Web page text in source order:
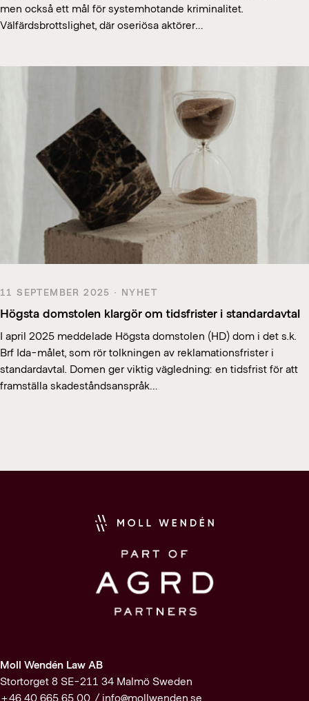
men också ett mål för systemhotande kriminalitet.
Välfärdsbrottslighet, där oseriösa aktörer…
11 SEPTEMBER 2025 · NYHET
Högsta domstolen klargör om tidsfrister i standardavtal
I april 2025 meddelade Högsta domstolen (HD) dom i det s.k.
Brf Ida-målet, som rör tolkningen av reklamationsfrister i
standardavtal. Domen ger viktig vägledning: en tidsfrist för att
framställa skadeståndsanspråk…
Moll Wendén Law AB
Stortorget 8 SE-211 34 Malmö Sweden
+46 40 665 65 00 / info@mollwenden.se